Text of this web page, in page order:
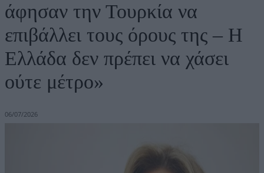
άφησαν την Τουρκία να
επιβάλλει τους όρους της – Η
Ελλάδα δεν πρέπει να χάσει
ούτε μέτρο»
06/07/2026